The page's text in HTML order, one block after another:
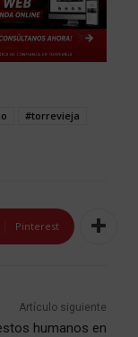
#torrevieja
Pinterest
Artículo siguiente
humanos en